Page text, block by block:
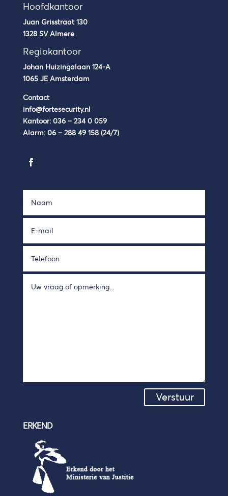
Hoofdkantoor
Juan Grisstraat 130
1328 SV Almere
Regiokantoor
Johan Huizingalaan 124-A
1065 JE Amsterdam
Contact
info@fortesecurity.nl
Kantoor: 036 – 234 0 059
Alarm: 06 – 288 49 158(24/7)
Verstuur
ERKEND